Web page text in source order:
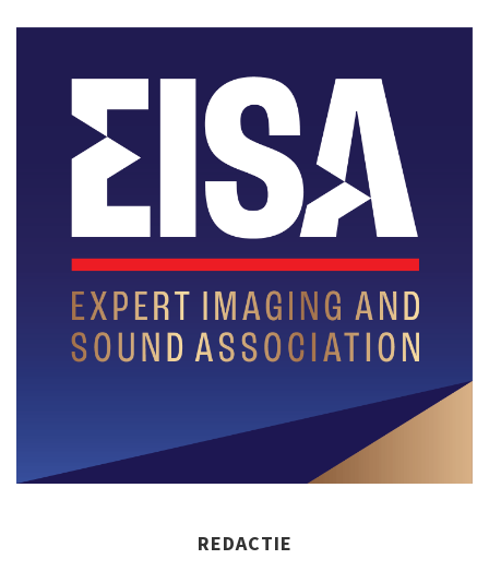
REDACTIE